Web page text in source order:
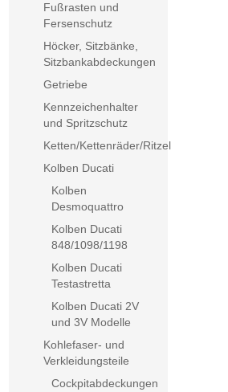
Fußrasten und
Fersenschutz
Höcker, Sitzbänke,
Sitzbankabdeckungen
Getriebe
Kennzeichenhalter
und Spritzschutz
Ketten/Kettenräder/Ritzel
Kolben Ducati
Kolben
Desmoquattro
Kolben Ducati
848/1098/1198
Kolben Ducati
Testastretta
Kolben Ducati 2V
und 3V Modelle
Kohlefaser- und
Verkleidungsteile
Cockpitabdeckungen